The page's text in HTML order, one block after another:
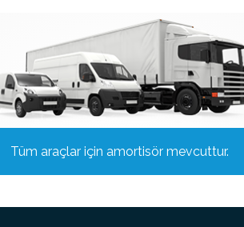
Tüm araçlar için amortisör mevcuttur.